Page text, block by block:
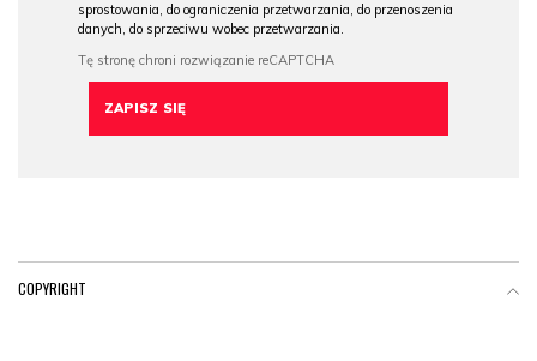
sprostowania, do ograniczenia przetwarzania, do przenoszenia
danych, do sprzeciwu wobec przetwarzania.
COPYRIGHT